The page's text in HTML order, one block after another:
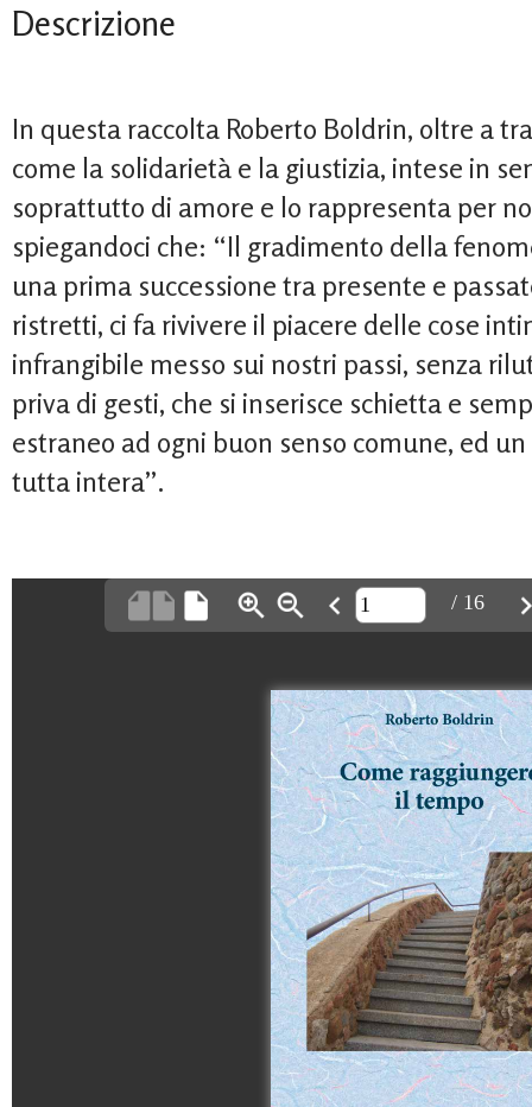
Descrizione
In questa raccolta Roberto Boldrin, oltre a
come la solidarietà e la giustizia, intese in
soprattutto di amore e lo rappresenta per
spiegandoci che: “Il gradimento della
una prima successione tra presente e
ristretti, ci fa rivivere il piacere delle cose
infrangibile messo sui nostri passi, senza
priva di gesti, che si inserisce schietta e
estraneo ad ogni buon senso comune, ed
tutta intera”.